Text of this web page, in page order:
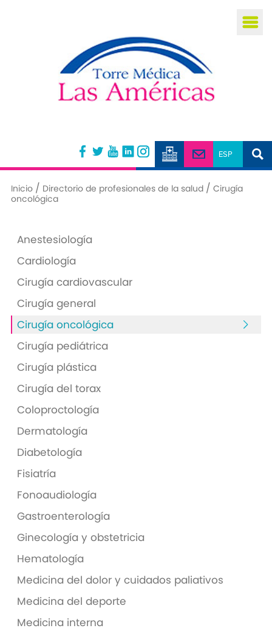
Inicio/ Directorio de profesionales de la salud/ Cirugía
oncológica
Anestesiología
Cardiología
Cirugía cardiovascular
Cirugía general
Cirugía oncológica
Cirugía pediátrica
Cirugía plástica
Cirugía del torax
Coloproctología
Dermatología
Diabetología
Fisiatría
Fonoaudiología
Gastroenterología
Ginecología y obstetricia
Hematología
Medicina del dolor y cuidados paliativos
Medicina del deporte
Medicina interna